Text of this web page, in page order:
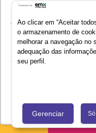
Utilizamos seus dados
experiência mais
personalizar
plataforma e em
a Política de
Recusar Cookies
Ao clicar em “Aceitar
o armazenamento de
melhorar a navegação no
adequação das
seu perfil.
Gerenciar